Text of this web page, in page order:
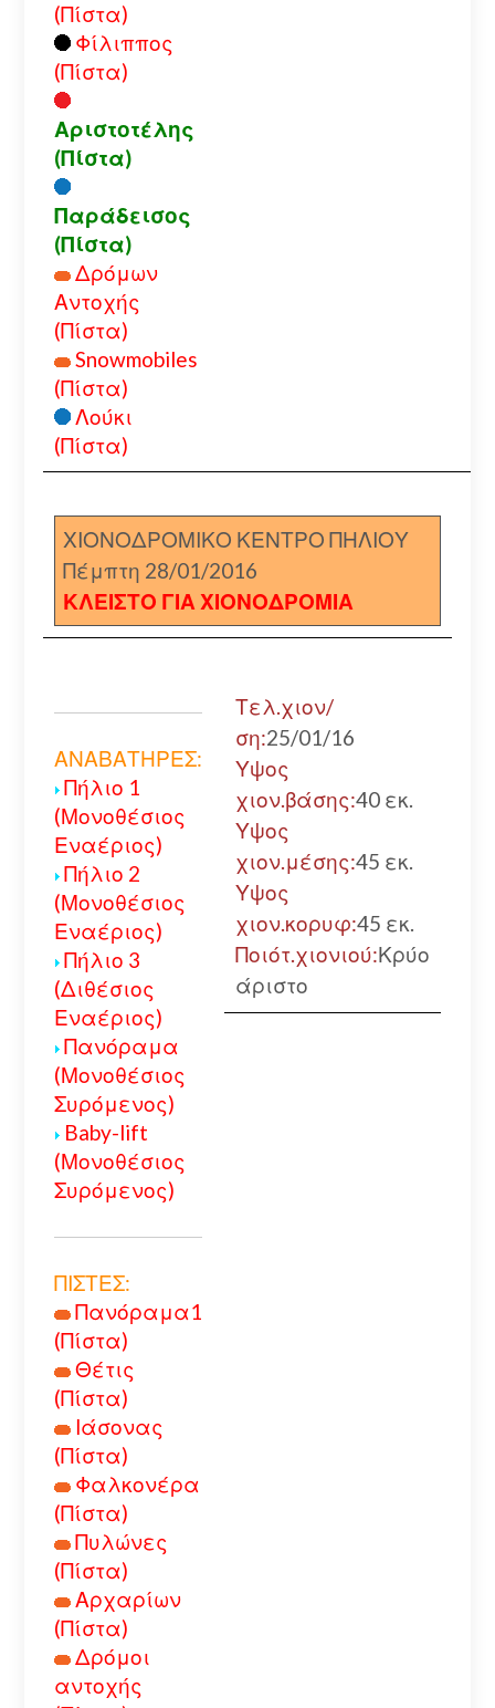
(Πίστα)
Φίλιππος
(Πίστα)
Αριστοτέλης
(Πίστα)
Παράδεισος
(Πίστα)
Δρόμων
Αντοχής
(Πίστα)
Snowmobiles
(Πίστα)
Λούκι
(Πίστα)
ΧΙΟΝΟΔΡΟΜΙΚΟ ΚΕΝΤΡΟ ΠΗΛΙΟΥ
Πέμπτη 28/01/2016
ΚΛΕΙΣΤΟ ΓΙΑ ΧΙΟΝΟΔΡΟΜΙΑ
ΑΝΑΒΑΤΗΡΕΣ:
Πήλιο 1
(Μονοθέσιος
Εναέριος)
Πήλιο 2
(Μονοθέσιος
Εναέριος)
Πήλιο 3
(Διθέσιος
Εναέριος)
Πανόραμα
(Μονοθέσιος
Συρόμενος)
Baby-lift
(Μονοθέσιος
Συρόμενος)
ΠΙΣΤΕΣ:
Πανόραμα1
(Πίστα)
Θέτις
(Πίστα)
Ιάσονας
(Πίστα)
Φαλκονέρα
(Πίστα)
Πυλώνες
(Πίστα)
Αρχαρίων
(Πίστα)
Δρόμοι
αντοχής
Τελ.χιον/
ση:25/01/16
Υψος
χιον.βάσης:40 εκ.
Υψος
χιον.μέσης:45 εκ.
Υψος
χιον.κορυφ:45 εκ.
Ποιότ.χιονιού:Κρύο
άριστο